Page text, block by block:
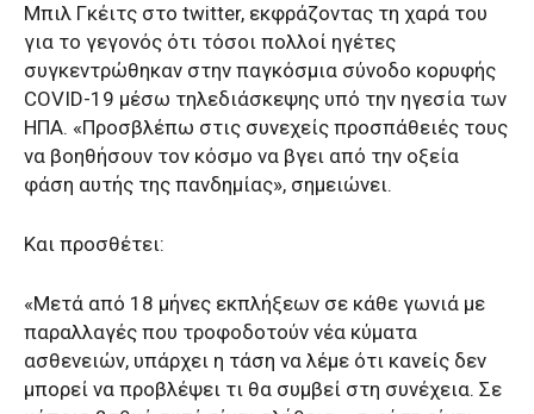
Μπιλ Γκέιτς στο twitter, εκφράζοντας τη χαρά του
για το γεγονός ότι τόσοι πολλοί ηγέτες
συγκεντρώθηκαν στην παγκόσμια σύνοδο κορυφής
COVID-19 μέσω τηλεδιάσκεψης υπό την ηγεσία των
ΗΠΑ. «Προσβλέπω στις συνεχείς προσπάθειές τους
να βοηθήσουν τον κόσμο να βγει από την οξεία
φάση αυτής της πανδημίας», σημειώνει.
Και προσθέτει:
«Μετά από 18 μήνες εκπλήξεων σε κάθε γωνιά με
παραλλαγές που τροφοδοτούν νέα κύματα
ασθενειών, υπάρχει η τάση να λέμε ότι κανείς δεν
μπορεί να προβλέψει τι θα συμβεί στη συνέχεια. Σε